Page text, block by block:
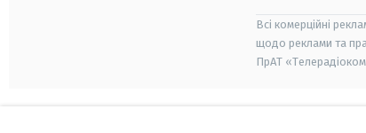
Всі комерційні
щодо реклами та
ПрАТ